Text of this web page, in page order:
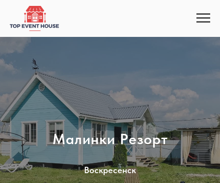
Maлинки Рeзopт
Воскресенск